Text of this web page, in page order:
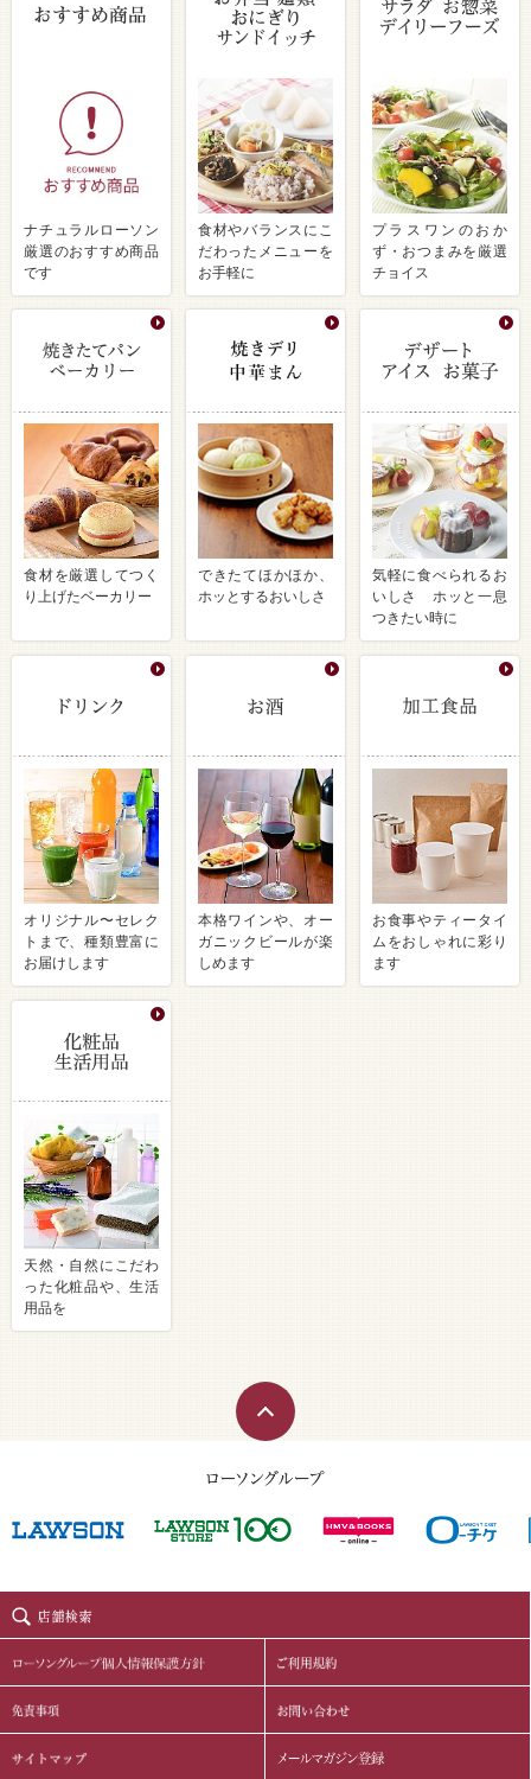
ナチュラルローソン
厳選のおすすめ商品
です
食材やバランスにこ
だわったメニューを
お手軽に
プラスワンのおか
ず・おつまみを厳選
チョイス
食材を厳選してつく
り上げたベーカリー
できたてほかほか、
ホッとするおいしさ
気軽に食べられるお
いしさ ホッと一息
つきたい時に
オリジナル〜セレク
トまで、種類豊富に
お届けします
本格ワインや、オー
ガニックビールが楽
しめます
お食事やティータイ
ムをおしゃれに彩り
ます
天然・自然にこだわ
った化粧品や、生活
用品を